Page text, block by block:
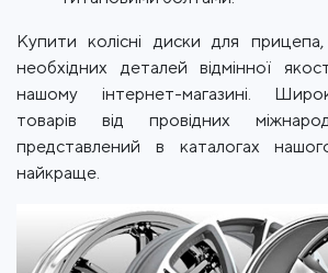
Купити колісні диски для
необхідних деталей відмінної
нашому інтернет-магазині.
товарів від провідних
представлений в каталогах
найкраще.